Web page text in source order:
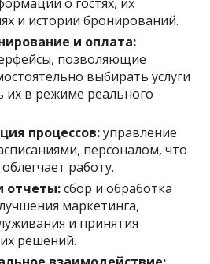
и истории бронирований.
и оплата:
позволяющие
выбирать услуги
их в режиме реального
процессов:управление
персоналом, что
работу.
отчеты:сбор и обработка
маркетинга,
и принятия
решений.